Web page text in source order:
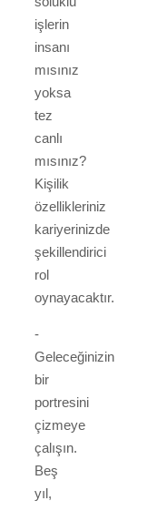
işlerin
insanı
mısınız
yoksa
tez
canlı
mısınız?
Kişilik
özellikleriniz
kariyerinizde
şekillendirici
rol
oynayacaktır.
-
Geleceğinizin
bir
portresini
çizmeye
çalışın.
Beş
yıl,